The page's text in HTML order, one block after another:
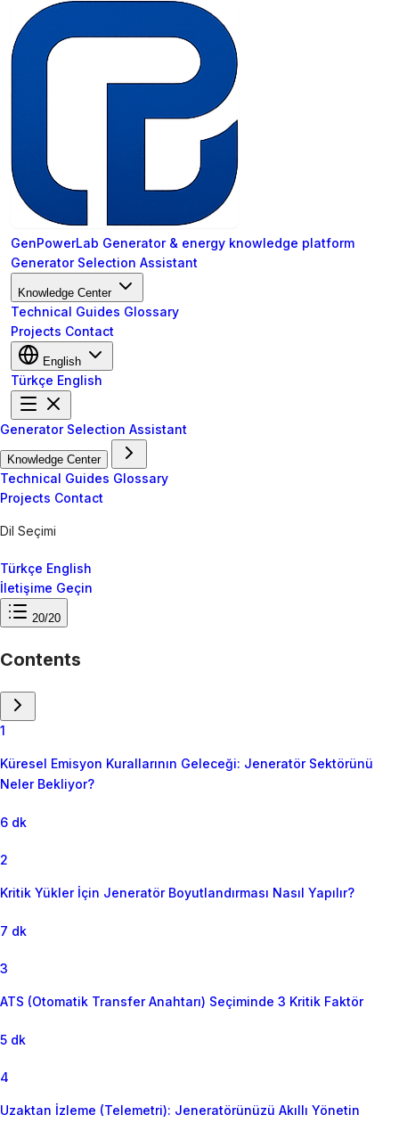
GenPowerLab Generator & energy knowledge platform
Generator Selection Assistant
Knowledge Center
Technical Guides Glossary
Projects Contact
English
Türkçe English
Generator Selection Assistant
Knowledge Center
Technical Guides Glossary
Projects Contact
Dil Seçimi
Türkçe English
İletişime Geçin
20/20
Contents
1
Küresel Emisyon Kurallarının Geleceği: Jeneratör Sektörünü
Neler Bekliyor?
6 dk
2
Kritik Yükler İçin Jeneratör Boyutlandırması Nasıl Yapılır?
7 dk
3
ATS (Otomatik Transfer Anahtarı) Seçiminde 3 Kritik Faktör
5 dk
4
Uzaktan İzleme (Telemetri): Jeneratörünüzü Akıllı Yönetin